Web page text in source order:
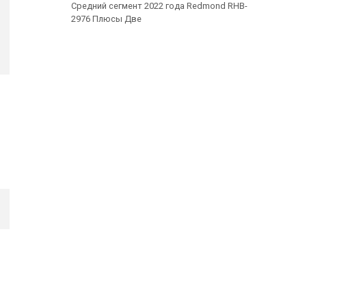
Средний сегмент 2022 года Redmond RHB-
2976 Плюсы Две